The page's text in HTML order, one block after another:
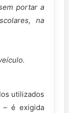
portar a
na
utilizados
– é exigida